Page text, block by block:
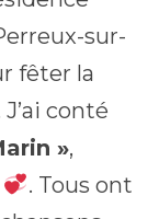
sur-
fêter la
J’ai conté
»,
. Tous ont